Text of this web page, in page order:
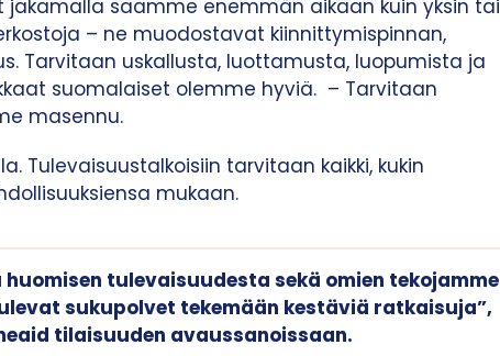
saamme enemmän aikaan kuin yksin tai
– ne muodostavat kiinnittymispinnan,
Tarvitaan uskallusta, luottamusta, luopumista ja
suomalaiset olemme hyviä. – Tarvitaan
masennu.
Tulevaisuustalkoisiin tarvitaan kaikki, kukin
mukaan.
tulevaisuudesta sekä omien tekojamme
sukupolvet tekemään kestäviä ratkaisuja”,
tilaisuuden avaussanoissaan.